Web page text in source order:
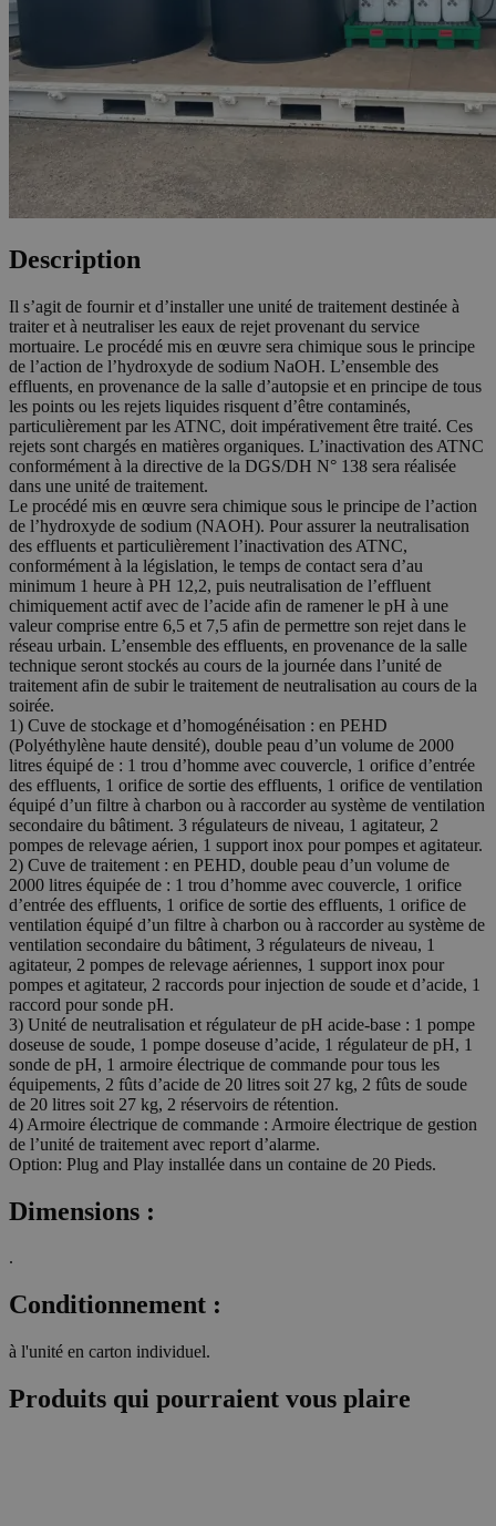
Description
Il s’agit de fournir et d’installer une unité de traitement destinée à
traiter et à neutraliser les eaux de rejet provenant du service
mortuaire. Le procédé mis en œuvre sera chimique sous le principe
de l’action de l’hydroxyde de sodium NaOH. L’ensemble des
effluents, en provenance de la salle d’autopsie et en principe de tous
les points ou les rejets liquides risquent d’être contaminés,
particulièrement par les ATNC, doit impérativement être traité. Ces
rejets sont chargés en matières organiques. L’inactivation des ATNC
conformément à la directive de la DGS/DH N° 138 sera réalisée
dans une unité de traitement.
Le procédé mis en œuvre sera chimique sous le principe de l’action
de l’hydroxyde de sodium (NAOH). Pour assurer la neutralisation
des effluents et particulièrement l’inactivation des ATNC,
conformément à la législation, le temps de contact sera d’au
minimum 1 heure à PH 12,2, puis neutralisation de l’effluent
chimiquement actif avec de l’acide afin de ramener le pH à une
valeur comprise entre 6,5 et 7,5 afin de permettre son rejet dans le
réseau urbain. L’ensemble des effluents, en provenance de la salle
technique seront stockés au cours de la journée dans l’unité de
traitement afin de subir le traitement de neutralisation au cours de la
soirée.
1) Cuve de stockage et d’homogénéisation : en PEHD
(Polyéthylène haute densité), double peau d’un volume de 2000
litres équipé de : 1 trou d’homme avec couvercle, 1 orifice d’entrée
des effluents, 1 orifice de sortie des effluents, 1 orifice de ventilation
équipé d’un filtre à charbon ou à raccorder au système de ventilation
secondaire du bâtiment. 3 régulateurs de niveau, 1 agitateur, 2
pompes de relevage aérien, 1 support inox pour pompes et agitateur.
2) Cuve de traitement : en PEHD, double peau d’un volume de
2000 litres équipée de : 1 trou d’homme avec couvercle, 1 orifice
d’entrée des effluents, 1 orifice de sortie des effluents, 1 orifice de
ventilation équipé d’un filtre à charbon ou à raccorder au système de
ventilation secondaire du bâtiment, 3 régulateurs de niveau, 1
agitateur, 2 pompes de relevage aériennes, 1 support inox pour
pompes et agitateur, 2 raccords pour injection de soude et d’acide, 1
raccord pour sonde pH.
3) Unité de neutralisation et régulateur de pH acide-base : 1 pompe
doseuse de soude, 1 pompe doseuse d’acide, 1 régulateur de pH, 1
sonde de pH, 1 armoire électrique de commande pour tous les
équipements, 2 fûts d’acide de 20 litres soit 27 kg, 2 fûts de soude
de 20 litres soit 27 kg, 2 réservoirs de rétention.
4) Armoire électrique de commande : Armoire électrique de gestion
de l’unité de traitement avec report d’alarme.
Option: Plug and Play installée dans un containe de 20 Pieds.
Dimensions :
.
Conditionnement :
à l'unité en carton individuel.
Produits qui pourraient vous plaire